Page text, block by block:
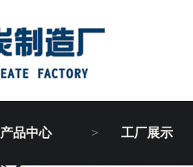
产品中心 工厂展示